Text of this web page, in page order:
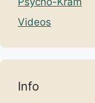
Videos
Info